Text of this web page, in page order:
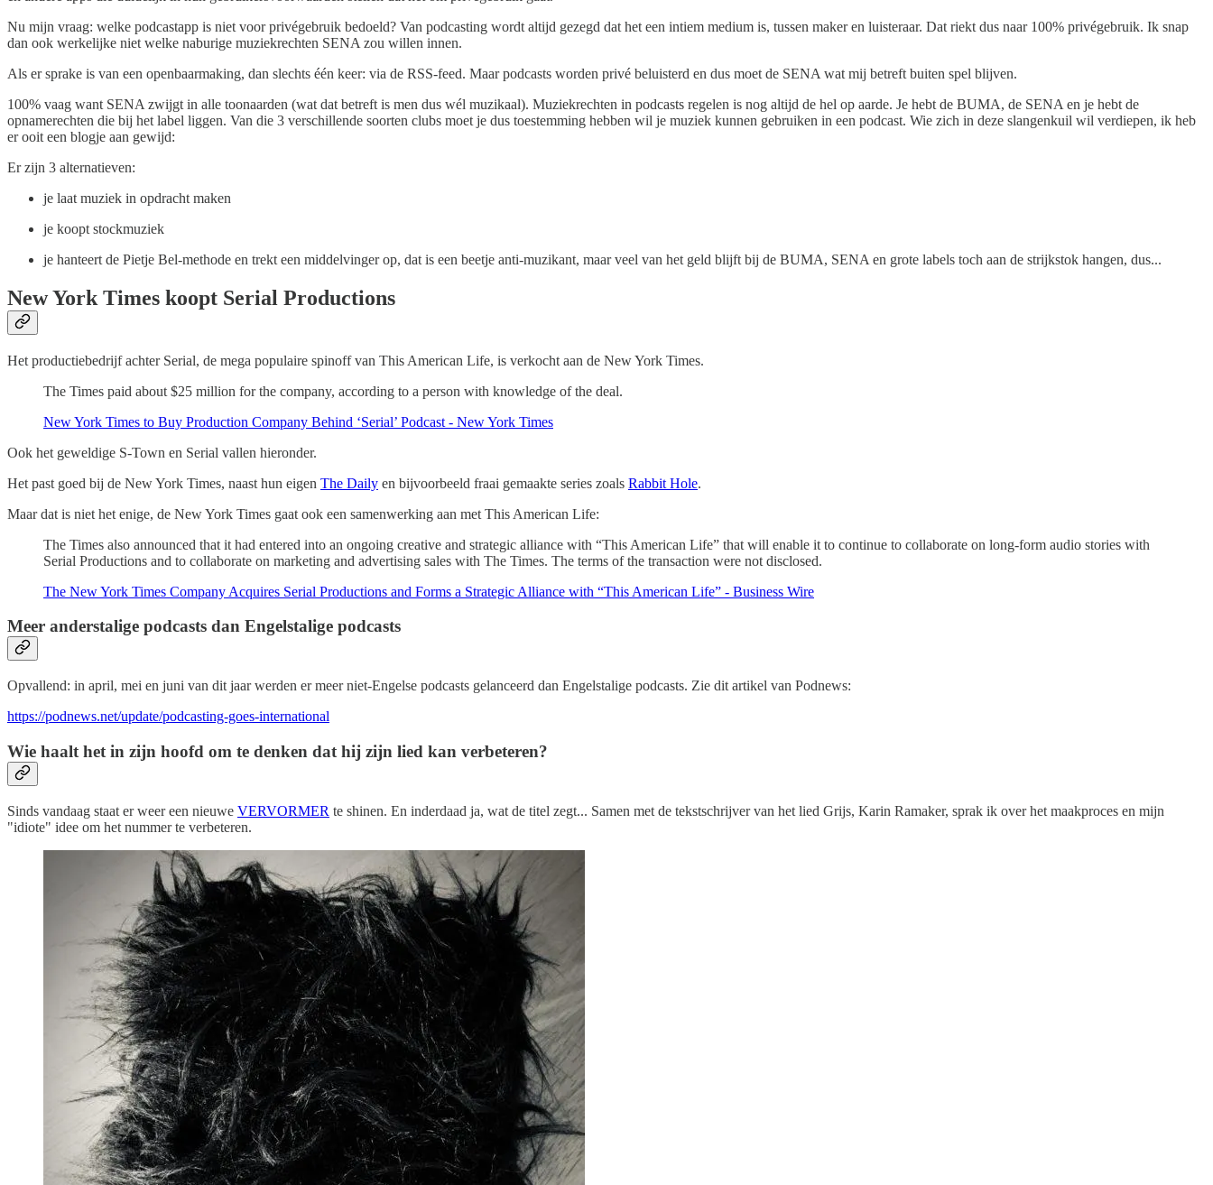
Nu mijn vraag: welke podcastapp is niet voor privégebruik bedoeld? Van podcasting wordt altijd gezegd dat het een intiem medium is, tussen maker en luisteraar. Dat riekt dus naar 100% privégebruik. Ik snap
dan ook werkelijke niet welke naburige muziekrechten SENA zou willen innen.
Als er sprake is van een openbaarmaking, dan slechts één keer: via de RSS-feed. Maar podcasts worden privé beluisterd en dus moet de SENA wat mij betreft buiten spel blijven.
100% vaag want SENA zwijgt in alle toonaarden (wat dat betreft is men dus wél muzikaal). Muziekrechten in podcasts regelen is nog altijd de hel op aarde. Je hebt de BUMA, de SENA en je hebt de
opnamerechten die bij het label liggen. Van die 3 verschillende soorten clubs moet je dus toestemming hebben wil je muziek kunnen gebruiken in een podcast. Wie zich in deze slangenkuil wil verdiepen, ik heb
er ooit een blogje aan gewijd:
Er zijn 3 alternatieven:
je laat muziek in opdracht maken
je koopt stockmuziek
je hanteert de Pietje Bel-methode en trekt een middelvinger op, dat is een beetje anti-muzikant, maar veel van het geld blijft bij de BUMA, SENA en grote labels toch aan de strijkstok hangen, dus...
New York Times koopt Serial Productions
Het productiebedrijf achter Serial, de mega populaire spinoff van This American Life, is verkocht aan de New York Times.
The Times paid about $25 million for the company, according to a person with knowledge of the deal.
New York Times to Buy Production Company Behind ‘Serial’ Podcast - New York Times
Ook het geweldige S-Town en Serial vallen hieronder.
Het past goed bij de New York Times, naast hun eigen The Daily en bijvoorbeeld fraai gemaakte series zoals Rabbit Hole.
Maar dat is niet het enige, de New York Times gaat ook een samenwerking aan met This American Life:
The Times also announced that it had entered into an ongoing creative and strategic alliance with “This American Life” that will enable it to continue to collaborate on long-form audio stories with
Serial Productions and to collaborate on marketing and advertising sales with The Times. The terms of the transaction were not disclosed.
The New York Times Company Acquires Serial Productions and Forms a Strategic Alliance with “This American Life” - Business Wire
Meer anderstalige podcasts dan Engelstalige podcasts
Opvallend: in april, mei en juni van dit jaar werden er meer niet-Engelse podcasts gelanceerd dan Engelstalige podcasts. Zie dit artikel van Podnews:
https://podnews.net/update/podcasting-goes-international
Wie haalt het in zijn hoofd om te denken dat hij zijn lied kan verbeteren?
Sinds vandaag staat er weer een nieuwe VERVORMER te shinen. En inderdaad ja, wat de titel zegt... Samen met de tekstschrijver van het lied Grijs, Karin Ramaker, sprak ik over het maakproces en mijn
"idiote" idee om het nummer te verbeteren.